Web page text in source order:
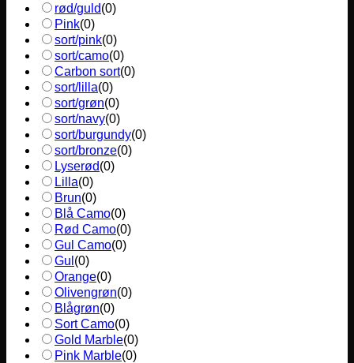
rød/guld(0)
Pink(0)
sort/pink(0)
sort/camo(0)
Carbon sort(0)
sort/lilla(0)
sort/grøn(0)
sort/navy(0)
sort/burgundy(0)
sort/bronze(0)
Lyserød(0)
Lilla(0)
Brun(0)
Blå Camo(0)
Rød Camo(0)
Gul Camo(0)
Gul (0)
Orange(0)
Olivengrøn(0)
Blågrøn(0)
Sort Camo(0)
Gold Marble(0)
Pink Marble(0)